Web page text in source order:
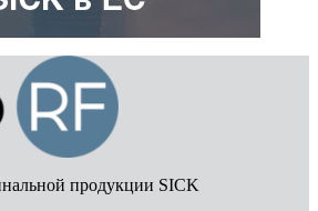
продукции SICK